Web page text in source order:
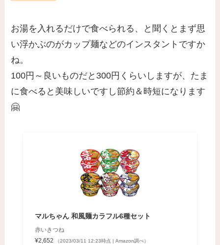
お湯を入れるだけで食べられる、と聞くとまず思
い浮かぶのがカップ麺などのインスタントですか
ね。
100円～良いものだと300円くらいしますが、たま
に食べると美味しいですし節約＆時短になります
🤗
マルちゃん 和風麺カラフル6種セット
赤いきつね
¥2,652
（2023/03/11 12:23時点 | Amazon調べ）